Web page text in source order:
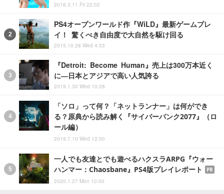
2016.3.11 Fri 22:02
PS4オープンワールド作『WiLD』最新ゲームプレ
イ！ 驚くべき自由度で大自然を駆け回る
2015.10.28 Wed 4:33
『Detroit: Become Human』売上は300万本近く
に―日本とアジアで高い人気誇る
2019.1.30 Wed 10:28
「ソロ」って何？「ネットランナー」は何ができ
る？原典から読み解く『サイバーパンク2077』（ロ
ール編）
2019.7.10 Wed 12:00
一人でも友達とでも遊べるハクスラARPG『ウォー
ハンマー：Chaosbane』PS4版プレイレポート
PR
2020.1.27 Mon 10:00